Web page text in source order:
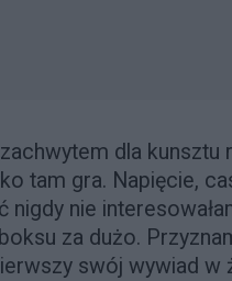
dla
tam gra. Napięcie,
nigdy nie
za dużo.
swój wywiad w